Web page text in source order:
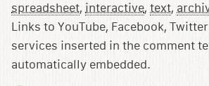
spreadsheet, interactive, text,
Links to YouTube, Facebook,
services inserted in the comment
automatically embedded.